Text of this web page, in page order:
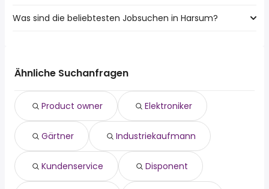
Hildesheim
Giesen
10 Städte in der Nähe von Harsum mit den meisten
Peine
Isernhagen
Sehnde
Sarstedt
Nordstemmen
Giesen
Was sind die beliebtesten Jobsuchen in Harsum?
gärtner
disponent
reinigungskraft
haustechniker
analyst business intelligence
Öffentlicher dienst
Ähnliche Suchanfragen
Product owner Elektroniker
Gärtner Industriekaufmann
Kundenservice Disponent